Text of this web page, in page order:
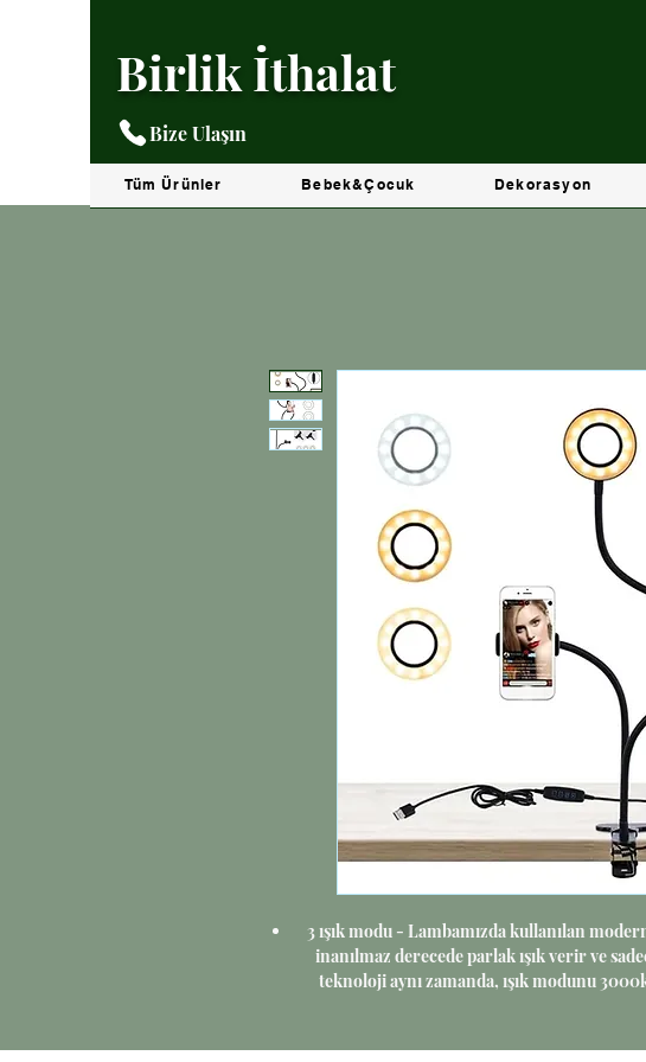
Birlik İthalat
Bize Ulaşın
Tüm Ürünler Bebek&Çocuk Dekorasyon
3 ışık modu - Lambamızda kullanılan
inanılmaz derecede parlak ışık verir ve
teknoloji aynı zamanda, ışık modunu
düğmeyle